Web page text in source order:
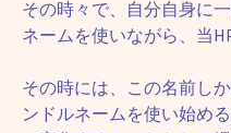
その時々で、自分自身に
ネームを使いながら、当
その時には、この名前し
ンドルネームを使い始め